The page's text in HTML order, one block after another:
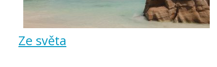
Ze světa